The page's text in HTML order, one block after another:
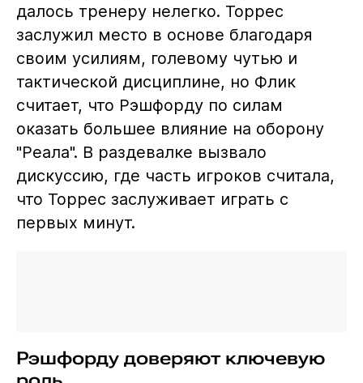
далось тренеру нелегко. Торрес
заслужил место в основе благодаря
своим усилиям, голевому чутью и
тактической дисциплине, но Флик
считает, что Рэшфорду по силам
оказать большее влияние на оборону
"Реала". В раздевалке вызвало
дискуссию, где часть игроков считала,
что Торрес заслуживает играть с
первых минут.
Рэшфорду доверяют ключевую